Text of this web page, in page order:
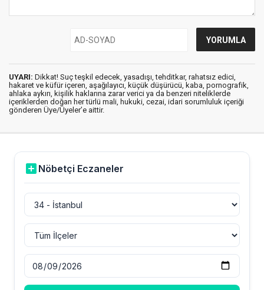
UYARI: Dikkat! Suç teşkil edecek, yasadışı, tehditkar, rahatsız edici,
hakaret ve küfür içeren, aşağılayıcı, küçük düşürücü, kaba, pornografik,
ahlaka aykırı, kişilik haklarına zarar verici ya da benzeri niteliklerde
içeriklerden doğan her türlü mali, hukuki, cezai, idari sorumluluk içeriği
gönderen Üye/Üyeler’e aittir.